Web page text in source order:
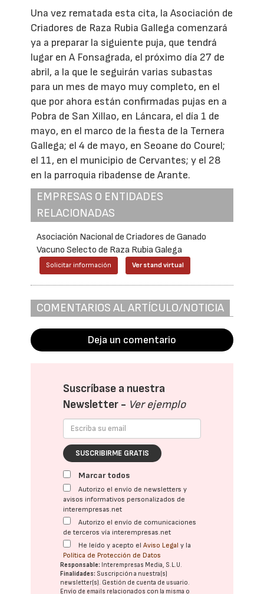
Una vez rematada esta cita, la Asociación de
Criadores de Raza Rubia Gallega comenzará
ya a preparar la siguiente puja, que tendrá
lugar en A Fonsagrada, el próximo día 27 de
abril, a la que le seguirán varias subastas
para un mes de mayo muy completo, en el
que por ahora están confirmadas pujas en a
Pobra de San Xillao, en Láncara, el día 1 de
mayo, en el marco de la fiesta de la Ternera
Gallega; el 4 de mayo, en Seoane do Courel;
el 11, en el municipio de Cervantes; y el 28
en la parroquia ribadense de Arante.
EMPRESAS O ENTIDADES
RELACIONADAS
Asociación Nacional de Criadores de Ganado
Vacuno Selecto de Raza Rubia Galega
Solicitar información Ver stand virtual
COMENTARIOS AL ARTÍCULO/NOTICIA
Deja un comentario
Suscríbase a nuestra
Newsletter - Ver ejemplo
SUSCRIBIRME GRATIS
Marcar todos
Autorizo el envío de newsletters y
avisos informativos personalizados de
interempresas.net
Autorizo el envío de comunicaciones
de terceros vía interempresas.net
He leído y acepto elAviso Legal y la
Política de Protección de Datos
Responsable: Interempresas Media, S.L.U.
Finalidades: Suscripción a nuestra(s)
newsletter(s). Gestión de cuenta de usuario.
Envío de emails relacionados con la misma o